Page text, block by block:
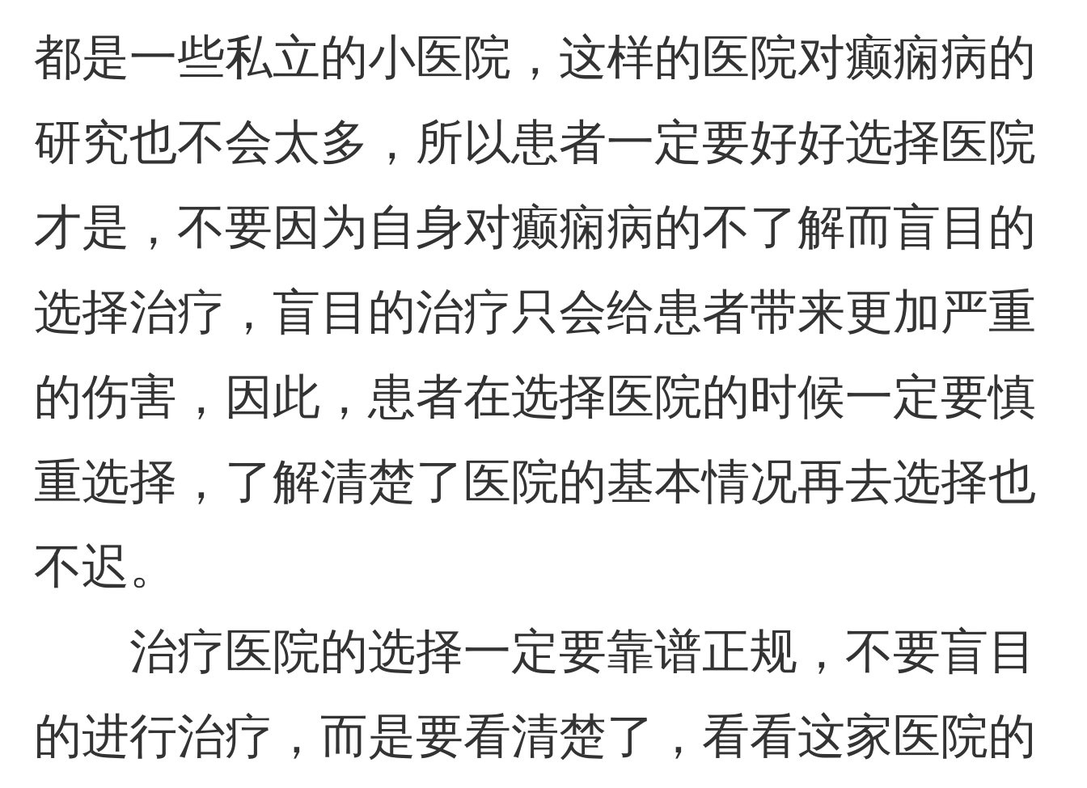
都是一些私立的小医院，这样的医院对癫痫病的
研究也不会太多，所以患者一定要好好选择医院
才是，不要因为自身对癫痫病的不了解而盲目的
选择治疗，盲目的治疗只会给患者带来更加严重
的伤害，因此，患者在选择医院的时候一定要慎
重选择，了解清楚了医院的基本情况再去选择也
不迟。
治疗医院的选择一定要靠谱正规，不要盲目
的进行治疗，而是要看清楚了，看看这家医院的